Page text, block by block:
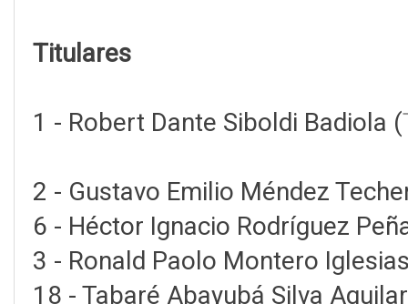
Titulares
1 - Robert Dante Siboldi Badiola (
2 - Gustavo Emilio Méndez
6 - Héctor Ignacio Rodríguez
3 - Ronald Paolo Montero
18 - Tabaré Abayubá Silva